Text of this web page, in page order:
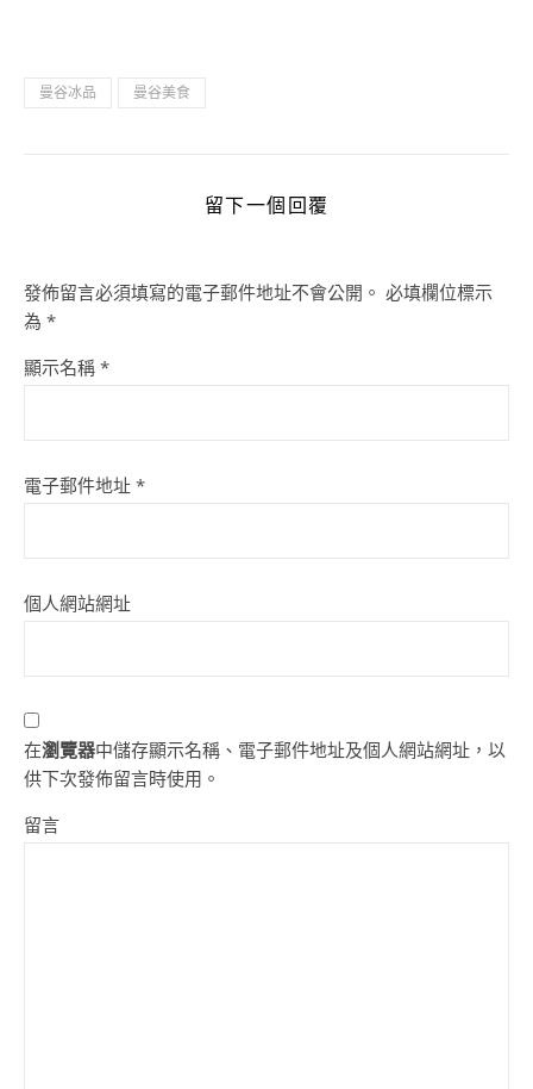
曼谷冰品 曼谷美食
留下一個回覆
發佈留言必須填寫的電子郵件地址不會公開。 必填欄位標示
為 *
顯示名稱 *
電子郵件地址 *
個人網站網址
在瀏覽器中儲存顯示名稱、電子郵件地址及個人網站網址，以
供下次發佈留言時使用。
留言